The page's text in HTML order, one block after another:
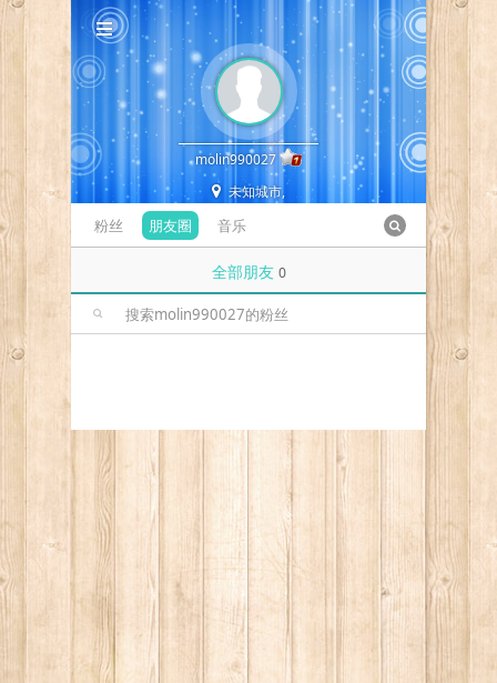
molin990027
未知城市,
粉丝 朋友圈 音乐
全部朋友 0